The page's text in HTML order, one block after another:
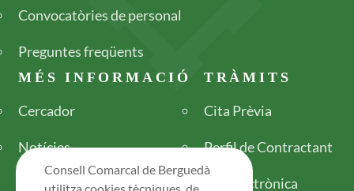
Convocatòries de personal
Preguntes freqüents
MÉS INFORMACIÓ
Cercador
Notícies
TRÀMITS
Cita Prèvia
Perfil de Contractant
Seu electrònica
Consell Comarcal de Berguedà